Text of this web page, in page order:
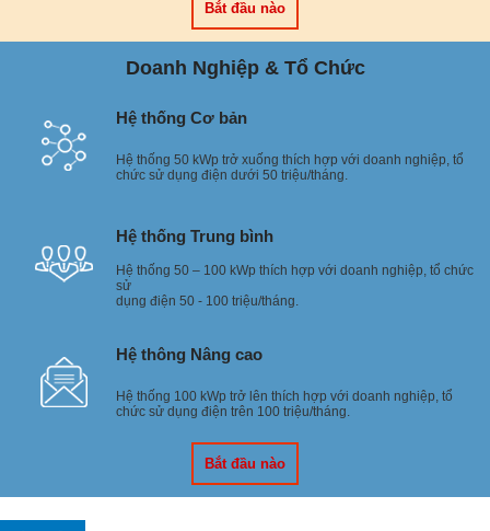
Bắt đầu nào
Doanh Nghiệp & Tổ Chức
Hệ thống Cơ bản
Hệ thống 50 kWp trở xuống thích hợp với doanh nghiệp, tổ
chức sử dụng điện dưới 50 triệu/tháng.
Hệ thống Trung bình
Hệ thống 50 – 100 kWp thích hợp với doanh nghiệp, tổ chức
sử
dụng điện 50 - 100 triệu/tháng.
Hệ thông Nâng cao
Hệ thống 100 kWp trở lên thích hợp với doanh nghiệp, tổ
chức sử dụng điện trên 100 triệu/tháng.
Bắt đầu nào